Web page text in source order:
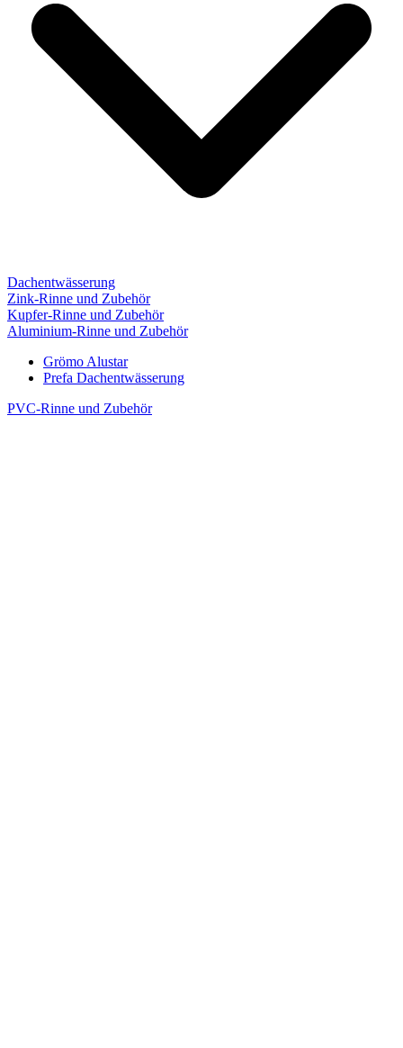
Dachentwässerung
Zink-Rinne und Zubehör
Kupfer-Rinne und Zubehör
Aluminium-Rinne und Zubehör
Grömo Alustar
Prefa Dachentwässerung
PVC-Rinne und Zubehör